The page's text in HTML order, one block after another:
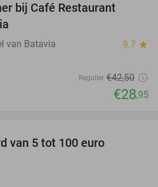
bij Café Restaurant
van Batavia 9.7 star
Regulier €42,50
€28,95
van 5 tot 100 euro